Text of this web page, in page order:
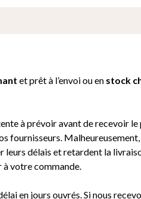
et prêt à l’envoi ou en stock
à prévoir avant de recevoir
fournisseurs.
leurs délais et retardent la
à votre commande.
en jours ouvrés. Si nous